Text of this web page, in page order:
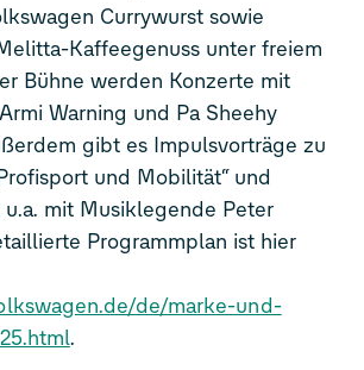
Currywurst sowie
Kaffeegenuss unter freiem
Bühne werden Konzerte mit
Warning und Pa Sheehy
gibt es Impulsvorträge zu
und Mobilität“ und
mit Musiklegende Peter
Programmplan ist hier
de/marke-und-
.